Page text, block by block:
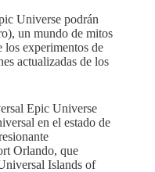
Universe podrán
un mundo de mitos
los experimentos de
actualizadas de los
Epic Universe
en el estado de
Orlando, que
Islands of